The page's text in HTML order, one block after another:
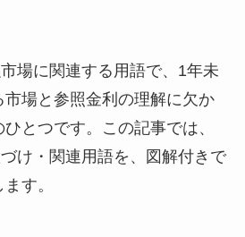
場に関連する用語で、1年未
場と参照金利の理解に欠か
とつです。この記事では、
け・関連用語を、図解付きで
す。